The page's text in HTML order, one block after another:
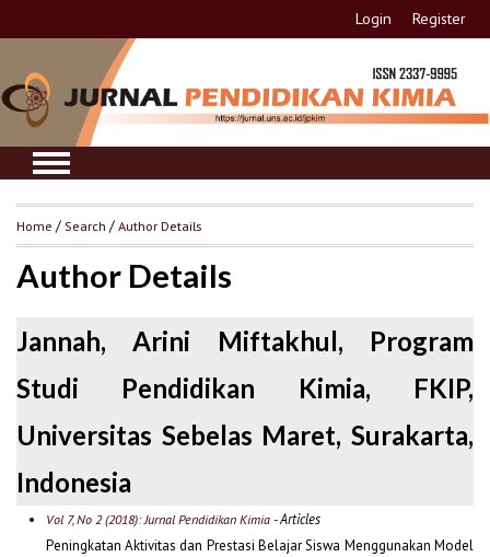
Login Register
Home / Search /Author Details
Author Details
Jannah, Arini Miftakhul, Program
Studi Pendidikan Kimia, FKIP,
Universitas Sebelas Maret, Surakarta,
Indonesia
Vol 7, No 2 (2018): Jurnal Pendidikan Kimia- Articles
Peningkatan Aktivitas dan Prestasi Belajar Siswa Menggunakan Model